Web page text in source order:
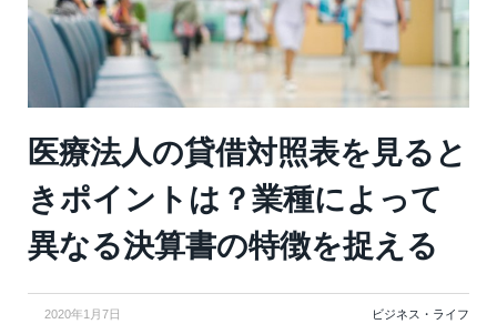
医療法人の貸借対照表を見ると
きポイントは？業種によって
異なる決算書の特徴を捉える
2020年1月7日 ビジネス・ライフ